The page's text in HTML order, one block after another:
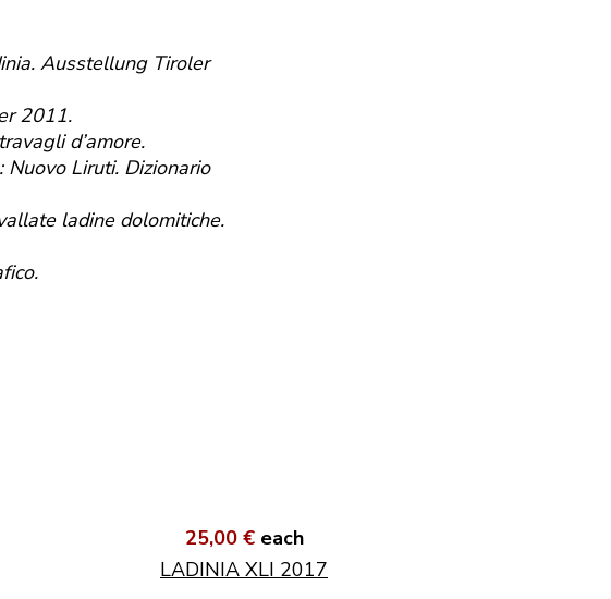
Ausstellung Tiroler
2011.
d’amore.
: Nuovo Liruti. Dizionario
ladine dolomitiche.
25,00 € each
LADINIA XLI 2017